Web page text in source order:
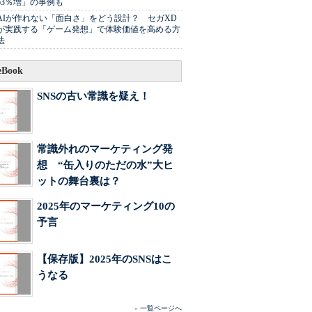
％増」の事例も
が作れない「面白さ」をどう設計？ セガXD
実践する「ゲーム発想」で体験価値を高める方
SNSの古い常識を疑え！
常識外れのマーケティング発
想 “缶入りのただの水”大ヒ
ットの舞台裏は？
2025年のマーケティング10の
予言
【保存版】2025年のSNSはこ
うなる
» 一覧ページへ